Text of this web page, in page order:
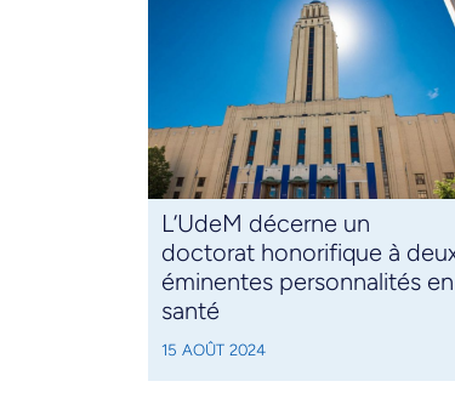
L’UdeM décerne un
doctorat honorifique à
éminentes personnalités en
santé
15 AOÛT 2024